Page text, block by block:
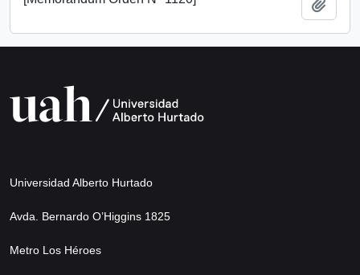
Universidad Alberto Hurtado
Avda. Bernardo O’Higgins 1825
Metro Los Héroes